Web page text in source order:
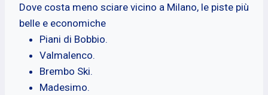
Dove costa meno sciare vicino a Milano, le piste più
belle e economiche
Piani di Bobbio.
Valmalenco.
Brembo Ski.
Madesimo.